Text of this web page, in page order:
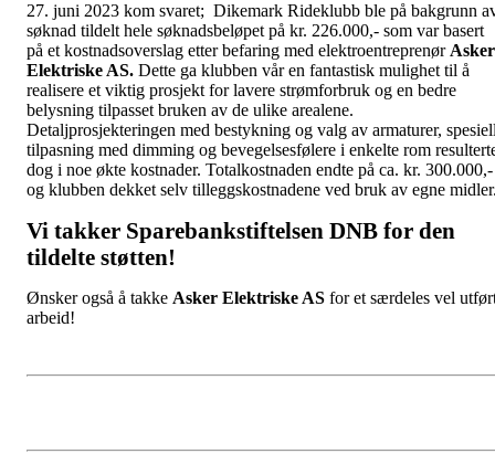
27. juni 2023 kom svaret; Dikemark Rideklubb ble på bakgrunn
søknad tildelt hele søknadsbeløpet på kr. 226.000,- som var basert
på et kostnadsoverslag etter befaring med elektroentreprenør Asker
Elektriske AS. Dette ga klubben vår en fantastisk mulighet til å
realisere et viktig prosjekt for lavere strømforbruk og en bedre
belysning tilpasset bruken av de ulike arealene.
Detaljprosjekteringen med bestykning og valg av armaturer,
tilpasning med dimming og bevegelsesfølere i enkelte rom
dog i noe økte kostnader. Totalkostnaden endte på ca. kr. 300.000,-
og klubben dekket selv tilleggskostnadene ved bruk av egne
Vi takker Sparebankstiftelsen DNB for den
tildelte støtten!
Ønsker også å takke Asker Elektriske AS for et særdeles vel
arbeid!